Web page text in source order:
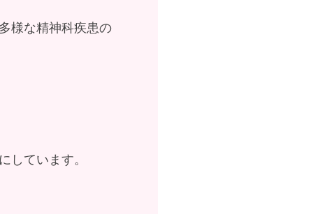
様な精神科疾患の
しています。